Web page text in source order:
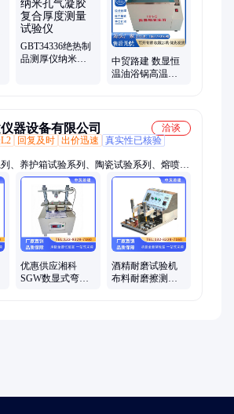
GBT34336绝热制
品测厚仪纳米孔
中贸路建 数显恒
温油浴锅高温油
器设备有限公司
洽谈
回复及时 出价迅速
真实性已核验
、养护箱试验系列、陶瓷试验系列、熔喷布
试验系列
优惠供应湘科
SGW数显式弯曲
酒精耐磨试验机
布料耐磨擦测试